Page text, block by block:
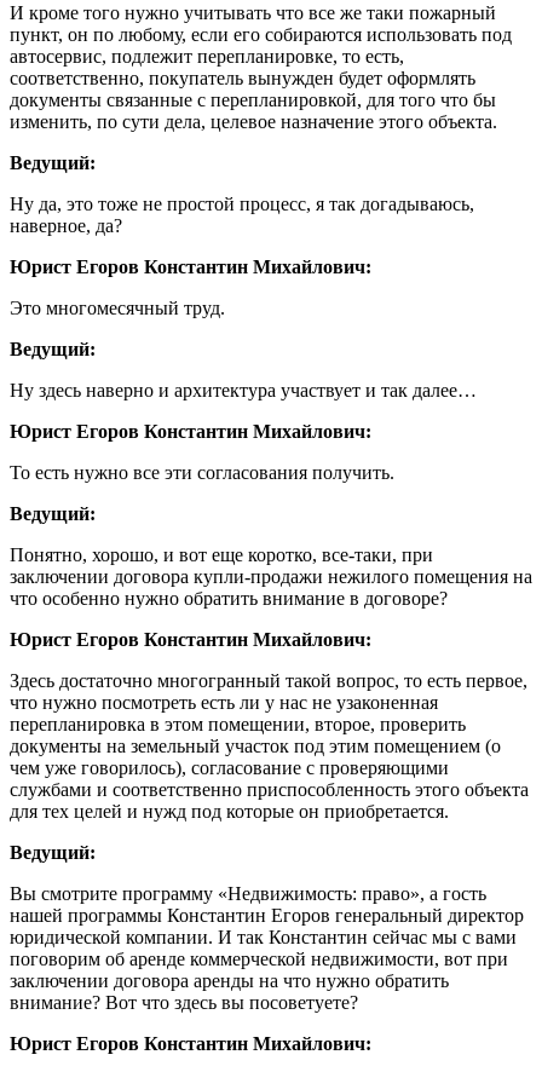
И кроме того нужно учитывать что все же таки пожарный
пункт, он по любому, если его собираются использовать под
автосервис, подлежит перепланировке, то есть,
соответственно, покупатель вынужден будет оформлять
документы связанные с перепланировкой, для того что бы
изменить, по сути дела, целевое назначение этого объекта.
Ведущий:
Ну да, это тоже не простой процесс, я так догадываюсь,
наверное, да?
Юрист Егоров Константин Михайлович:
Это многомесячный труд.
Ведущий:
Ну здесь наверно и архитектура участвует и так далее…
Юрист Егоров Константин Михайлович:
То есть нужно все эти согласования получить.
Ведущий:
Понятно, хорошо, и вот еще коротко, все-таки, при
заключении договора купли-продажи нежилого помещения на
что особенно нужно обратить внимание в договоре?
Юрист Егоров Константин Михайлович:
Здесь достаточно многогранный такой вопрос, то есть первое,
что нужно посмотреть есть ли у нас не узаконенная
перепланировка в этом помещении, второе, проверить
документы на земельный участок под этим помещением (о
чем уже говорилось), согласование с проверяющими
службами и соответственно приспособленность этого объекта
для тех целей и нужд под которые он приобретается.
Ведущий:
Вы смотрите программу «Недвижимость: право», а гость
нашей программы Константин Егоров генеральный директор
юридической компании. И так Константин сейчас мы с вами
поговорим об аренде коммерческой недвижимости, вот при
заключении договора аренды на что нужно обратить
внимание? Вот что здесь вы посоветуете?
Юрист Егоров Константин Михайлович: